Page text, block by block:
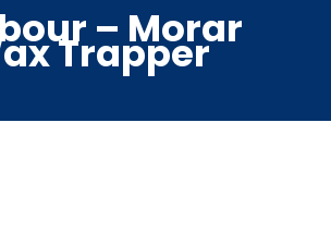
– Morar
Trapper